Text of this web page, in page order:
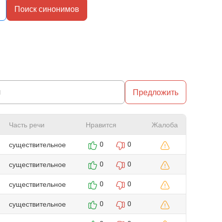
Поиск синонимов
Предложить
Часть речи Нравится
Жалоба
существительное
0 0
существительное 0 0
существительное 0 0
существительное 0 0